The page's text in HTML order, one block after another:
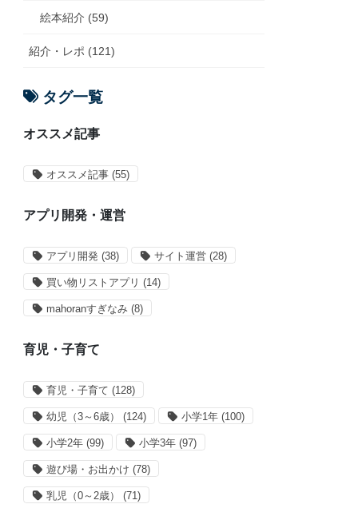
絵本紹介 (59)
紹介・レポ (121)
タグ一覧
オススメ記事
オススメ記事 (55)
アプリ開発・運営
アプリ開発 (38) サイト運営 (28)
買い物リストアプリ (14)
mahoranすぎなみ (8)
育児・子育て
育児・子育て (128)
幼児（3～6歳） (124) 小学1年 (100)
小学2年 (99) 小学3年 (97)
遊び場・お出かけ (78)
乳児（0～2歳） (71)